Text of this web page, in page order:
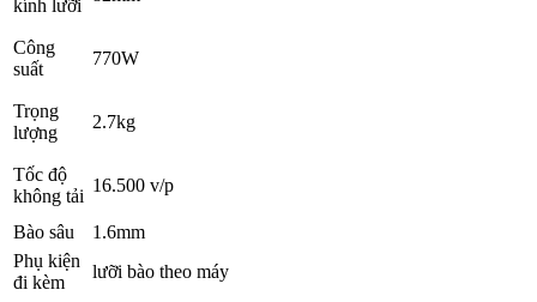
kính lưỡi
Công
suất
770W
Trọng
lượng
2.7kg
Tốc độ
không tải
16.500 v/p
Bào sâu
1.6mm
Phụ kiện
đi kèm
lưỡi bào theo máy